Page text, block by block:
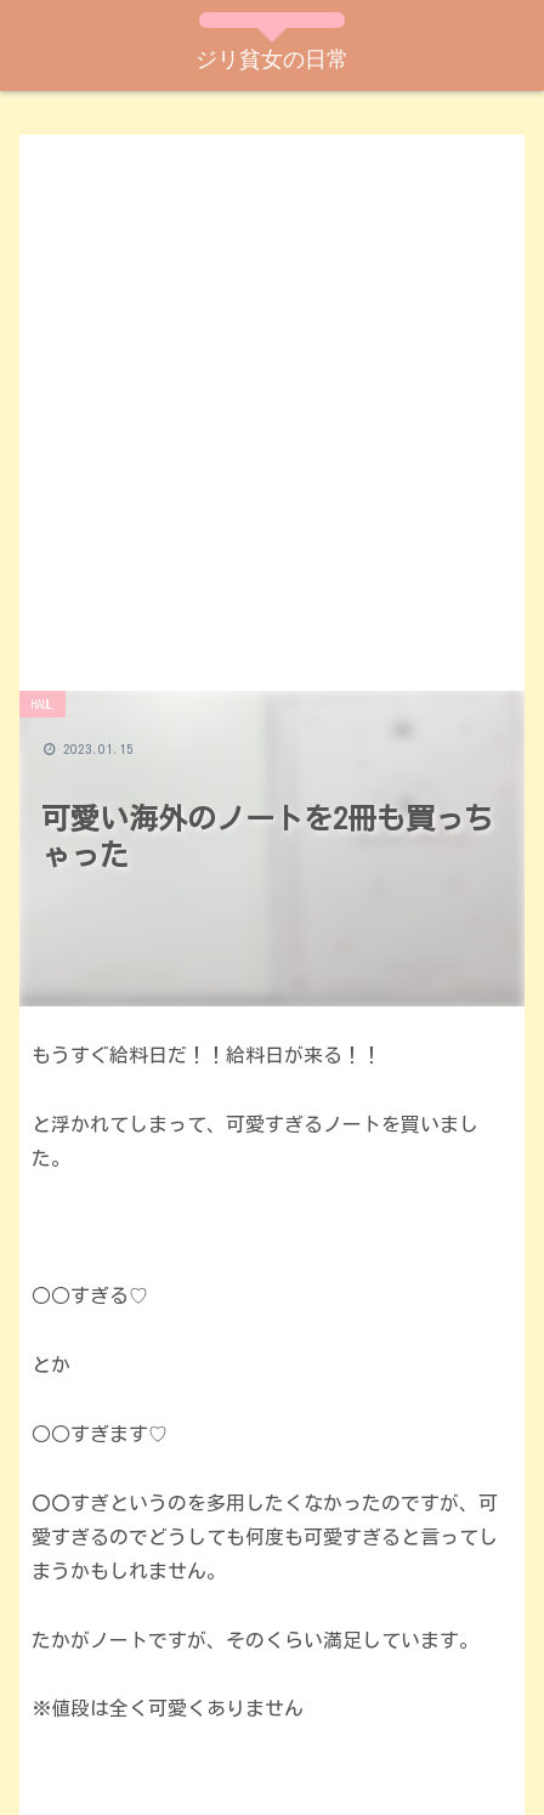
ジリ貧女の日常
可愛い海外のノートを2冊も買っち
ゃった
HAUL
2023.01.15
もうすぐ給料日だ！！給料日が来る！！
と浮かれてしまって、可愛すぎるノートを買いまし
た。
○○すぎる♡
とか
○○すぎます♡
〇〇すぎというのを多用したくなかったのですが、可
愛すぎるのでどうしても何度も可愛すぎると言ってし
まうかもしれません。
たかがノートですが、そのくらい満足しています。
※値段は全く可愛くありません